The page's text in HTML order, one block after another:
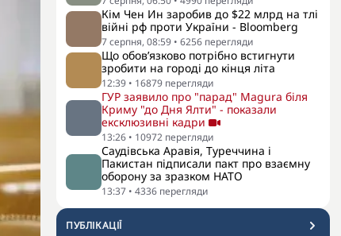
Кім Чен Ин заробив до $22 млрд на тлі
війні рф проти України - Bloomberg
7 серпня, 08:59 • 6256 перегляди
Що обов’язково потрібно встигнути
зробити на городі до кінця літа
12:39 • 16879 перегляди
ГУР заявило про "парад" Magura біля
Криму "до Дня Ялти" - показали
ексклюзивні кадри
13:26 • 10972 перегляди
Саудівська Аравія, Туреччина і
Пакистан підписали пакт про взаємну
оборону за зразком НАТО
13:37 • 4336 перегляди
ПУБЛІКАЦІЇ